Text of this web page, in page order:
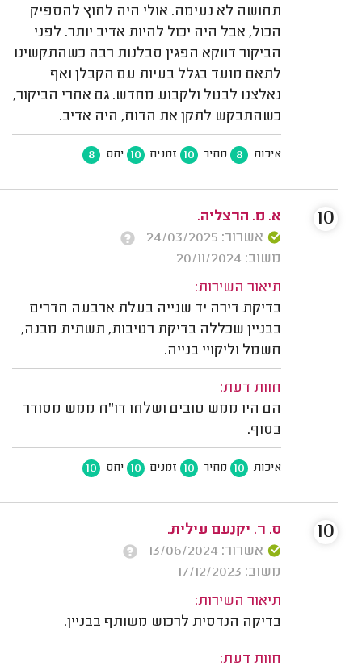
תחושה לא נעימה. אולי היה לחוץ להספיק
הכול, אבל היה יכול להיות אדיב יותר. לפני
הביקור דווקא הפגין סבלנות רבה כשהתקשינו
לתאם מועד בגלל בעיות עם הקבלן ואף
נאלצנו לבטל ולקבוע מחדש. גם אחרי הביקור,
כשהתבקש לתקן את הדוח, היה אדיב.
איכות 8 מחיר 10 זמנים 10 יחס 8
א. מ. הרצליה.
אשרור: 24/03/2025
משוב: 20/11/2024
תיאור השירות:
בדיקת דירה יד שנייה בעלת ארבעה חדרים
בבניין שכללה בדיקת רטיבות, תשתית מבנה,
חשמל וליקויי בנייה.
חוות דעת:
הם היו ממש טובים ושלחו דו"ח ממש מסודר
בסוף.
איכות 10 מחיר 10 זמנים 10 יחס 10
10
ס. ר. יקנעם עילית.
אשרור: 13/06/2024
משוב: 17/12/2023
תיאור השירות:
בדיקה הנדסית לרכוש משותף בבניין.
חוות דעת:
10